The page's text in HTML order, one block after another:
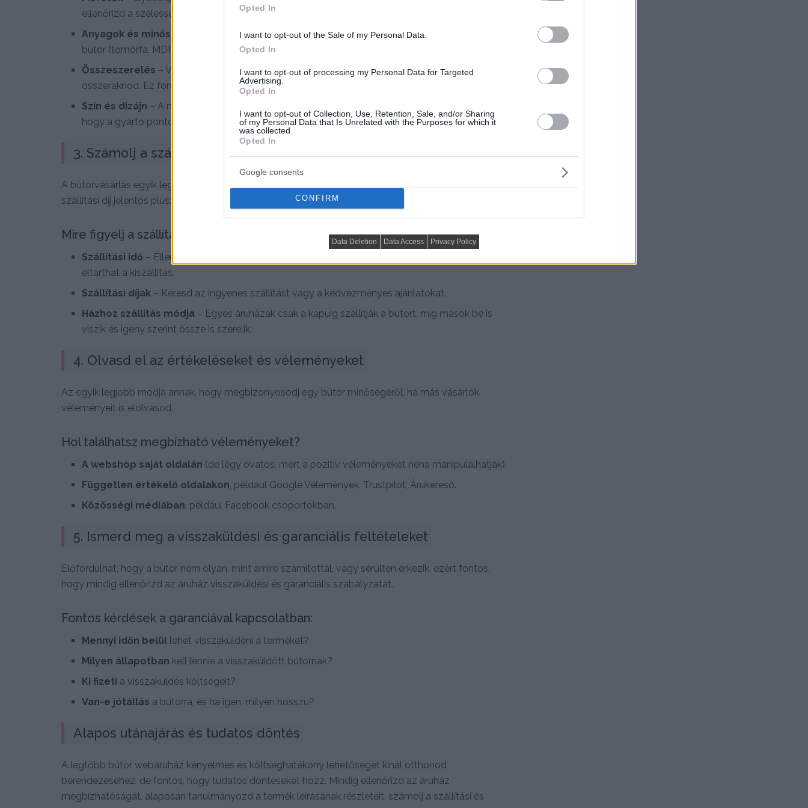
Opted In
I want to opt-out of the Sale of my Personal Data.
Opted In
I want to opt-out of processing my Personal Data for Targeted
Advertising.
Opted In
I want to opt-out of Collection, Use, Retention, Sale, and/or Sharing
of my Personal Data that Is Unrelated with the Purposes for which it
was collected.
Opted In
Google consents
CONFIRM
Data Deletion Data Access Privacy Policy
ellenőrizd a szélességet, magasságot és mélységet.
Anyagok és minőség
– Olvasd el a termékleírást, hogy tudd, milyen anyagokból készült a
bútor (tömörfa, MDF, fém, kárpitozott anyag stb.).
Összeszerelés – Vannak bútorok, amelyeket összeszerelve szállítanak, míg másokat neked kell
összeraknod. Ez fontos szempont lehet.
Szín és dizájn – A monitorok eltérő színárnyalatokat mutathatnak, ezért érdemes ellenőrizni,
hogy a gyártó pontos színkódokat ad-e meg.
3. Számolj a szállítási és összeszerelési költségekkel
A bútorvásárlás egyik legfontosabb tényezője a szállítás. A nagyobb méretű termékek esetében a
szállítási díj jelentős plusz költséget jelenthet.
Mire figyelj a szállításnál?
Szállítási idő – Ellenőrizd, mennyi idő alatt érkezik meg a bútor. Egyes esetekben akár hetekig is
eltarthat a kiszállítás.
Szállítási díjak – Keresd az ingyenes szállítást vagy a kedvezményes ajánlatokat.
Házhoz szállítás módja – Egyes áruházak csak a kapuig szállítják a bútort, míg mások be is
viszik és igény szerint össze is szerelik.
4. Olvasd el az értékeléseket és véleményeket
Az egyik legjobb módja annak, hogy megbizonyosodj egy bútor minőségéről, ha más vásárlók
véleményeit is elolvasod.
Hol találhatsz megbízható véleményeket?
A webshop saját oldalán (de légy óvatos, mert a pozitív véleményeket néha manipulálhatják).
Független értékelő oldalakon , például Google Vélemények, Trustpilot, Árukereső.
Közösségi médiában , például Facebook csoportokban.
5. Ismerd meg a visszaküldési és garanciális feltételeket
Előfordulhat, hogy a bútor nem olyan, mint amire számítottál, vagy sérülten érkezik, ezért fontos,
hogy mindig ellenőrizd az áruház visszaküldési és garanciális szabályzatát.
Fontos kérdések a garanciával kapcsolatban:
Mennyi időn belül lehet visszaküldeni a terméket?
Milyen állapotban kell lennie a visszaküldött bútornak?
Ki fizeti a visszaküldés költségeit?
Van-e jótállás a bútorra, és ha igen, milyen hosszú?
Alapos utánajárás és tudatos döntés
A legtöbb bútor webáruház kényelmes és költséghatékony lehetőséget kínál otthonod
berendezéséhez, de fontos, hogy tudatos döntéseket hozz. Mindig ellenőrizd az áruház
megbízhatóságát, alaposan tanulmányozd a termék leírásának részleteit, számolj a szállítási és